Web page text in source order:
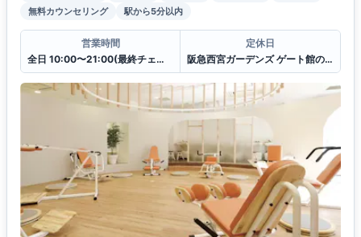
無料カウンセリング
駅から5分以内
営業時間
全日 10:00〜21:00(最終チェックイン20:30)
定休日
阪急西宮ガーデンズ ゲート館の休館日に準ずる